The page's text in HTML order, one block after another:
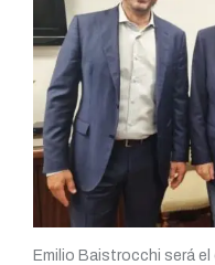
Emilio Baistrocchi será